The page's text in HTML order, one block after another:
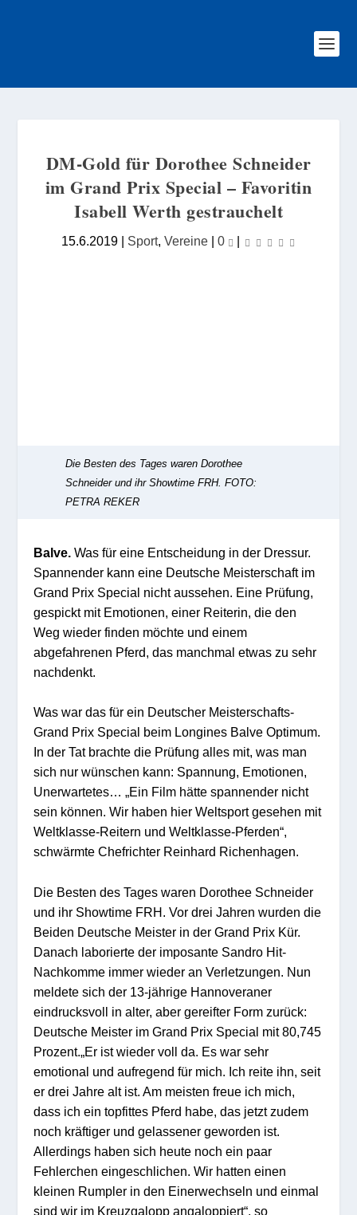
DM-Gold für Dorothee Schneider
im Grand Prix Special – Favoritin
Isabell Werth gestrauchelt
15.6.2019 | Sport, Vereine | 0 |
Die Besten des Tages waren Dorothee
Schneider und ihr Showtime FRH. FOTO:
PETRA REKER
Balve. Was für eine Entscheidung in der Dressur.
Spannender kann eine Deutsche Meisterschaft im
Grand Prix Special nicht aussehen. Eine Prüfung,
gespickt mit Emotionen, einer Reiterin, die den
Weg wieder finden möchte und einem
abgefahrenen Pferd, das manchmal etwas zu sehr
nachdenkt.
Was war das für ein Deutscher Meisterschafts-
Grand Prix Special beim Longines Balve Optimum.
In der Tat brachte die Prüfung alles mit, was man
sich nur wünschen kann: Spannung, Emotionen,
Unerwartetes… „Ein Film hätte spannender nicht
sein können. Wir haben hier Weltsport gesehen mit
Weltklasse-Reitern und Weltklasse-Pferden“,
schwärmte Chefrichter Reinhard Richenhagen.
Die Besten des Tages waren Dorothee Schneider
und ihr Showtime FRH. Vor drei Jahren wurden die
Beiden Deutsche Meister in der Grand Prix Kür.
Danach laborierte der imposante Sandro Hit-
Nachkomme immer wieder an Verletzungen. Nun
meldete sich der 13-jährige Hannoveraner
eindrucksvoll in alter, aber gereifter Form zurück:
Deutsche Meister im Grand Prix Special mit 80,745
Prozent.„Er ist wieder voll da. Es war sehr
emotional und aufregend für mich. Ich reite ihn, seit
er drei Jahre alt ist. Am meisten freue ich mich,
dass ich ein topfittes Pferd habe, das jetzt zudem
noch kräftiger und gelassener geworden ist.
Allerdings haben sich heute noch ein paar
Fehlerchen eingeschlichen. Wir hatten einen
kleinen Rumpler in den Einerwechseln und einmal
sind wir im Kreuzgalopp angaloppiert“, so